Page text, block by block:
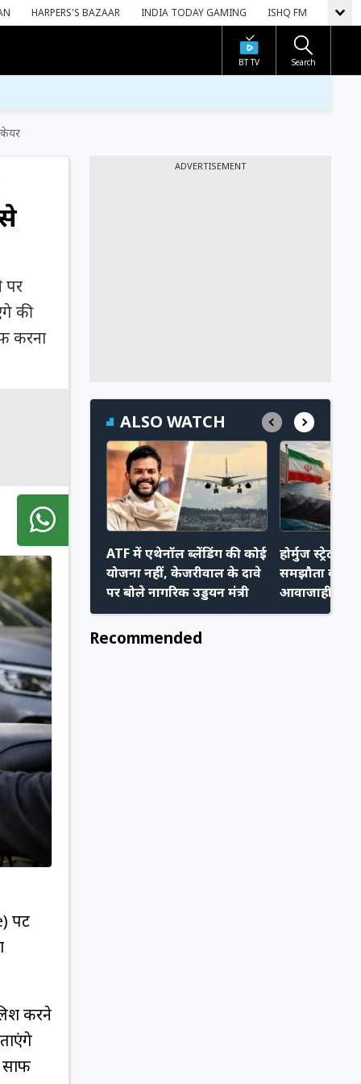
HARPERS'S BAZAAR INDIA TODAY GAMING ISHQ FM
BT TV Search
पर
की
करना
पेंट
करने
ADVERTISEMENT
ALSO WATCH
ATF में एथेनॉल ब्लेंडिंग की कोई
योजना नहीं, केजरीवाल के दावे
पर बोले नागरिक उड्डयन मंत्री
होर्मुज स्ट्रेट
समझौता
आवाजाही हो
Recommended